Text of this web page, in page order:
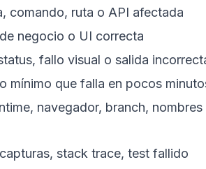
comando, ruta o API afectada
negocio o UI correcta
fallo visual o salida
mínimo que falla en pocos
navegador, branch, nombres
stack trace, test fallido